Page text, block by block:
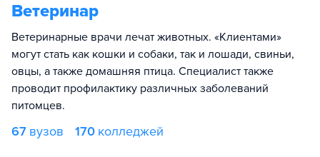
Ветеринар
Ветеринарные врачи лечат животных. «Клиентами»
могут стать как кошки и собаки, так и лошади, свиньи,
овцы, а также домашняя птица. Специалист также
проводит профилактику различных заболеваний
питомцев.
67 вузов 170 колледжей